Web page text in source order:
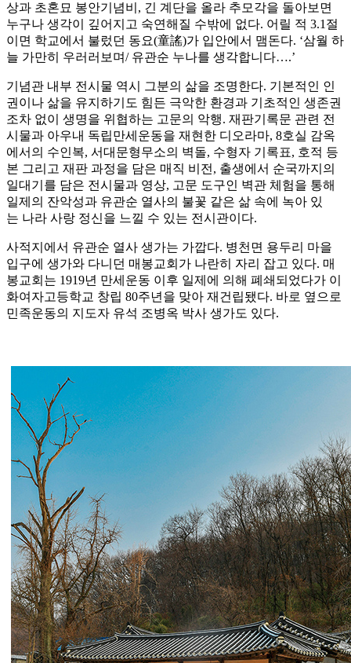
상과 초혼묘 봉안기념비, 긴 계단을 올라 추모각을 돌아보면
누구나 생각이 깊어지고 숙연해질 수밖에 없다. 어릴 적 3.1절
이면 학교에서 불렀던 동요(童謠)가 입안에서 맴돈다. ‘삼월 하
늘 가만히 우러러보며/ 유관순 누나를 생각합니다….’
기념관 내부 전시물 역시 그분의 삶을 조명한다. 기본적인 인
권이나 삶을 유지하기도 힘든 극악한 환경과 기초적인 생존권
조차 없이 생명을 위협하는 고문의 악행. 재판기록문 관련 전
시물과 아우내 독립만세운동을 재현한 디오라마, 8호실 감옥
에서의 수인복, 서대문형무소의 벽돌, 수형자 기록표, 호적 등
본 그리고 재판 과정을 담은 매직 비전, 출생에서 순국까지의
일대기를 담은 전시물과 영상, 고문 도구인 벽관 체험을 통해
일제의 잔악성과 유관순 열사의 불꽃 같은 삶 속에 녹아 있
는 나라 사랑 정신을 느낄 수 있는 전시관이다.
사적지에서 유관순 열사 생가는 가깝다. 병천면 용두리 마을
입구에 생가와 다니던 매봉교회가 나란히 자리 잡고 있다. 매
봉교회는 1919년 만세운동 이후 일제에 의해 폐쇄되었다가 이
화여자고등학교 창립 80주년을 맞아 재건립됐다. 바로 옆으로
민족운동의 지도자 유석 조병옥 박사 생가도 있다.